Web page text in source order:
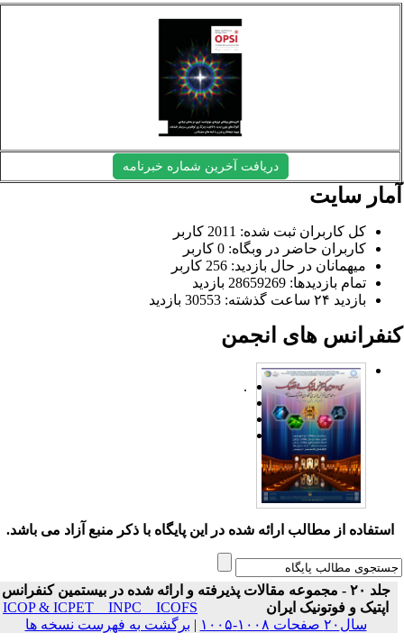
دریافت آخرین شماره خبرنامه
سایت
کل کاربران ثبت شده: 2011 کاربر
کاربران حاضر در وبگاه: 0 کاربر
میهمانان در حال بازدید: 256 کاربر
تمام بازدید‌ها: 28659269 بازدید
بازدید ۲۴ ساعت گذشته: 30553 بازدید
های انجمن
.
استفاده از مطالب ارائه شده در این پایگاه با ذکر منبع آزاد می باشد.
جلد ۲۰ - مجموعه مقالات پذیرفته و ارائه شده در بیستمین کنفرانس
اپتیک و فوتونیک ایران
ICOP & ICPET _ INPC _ ICOFS
سال۲۰ صفحات ۱۰۰۸-۱۰۰۵
| برگشت به فهرست نسخه ها